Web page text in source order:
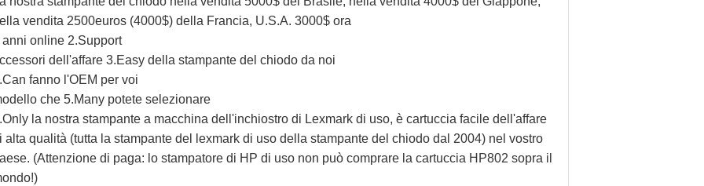
vendita 2500euros (4000$) della Francia, U.S.A. 3000$ ora
anni online 2.Support
dell'affare 3.Easy della stampante del chiodo da noi
fanno l'OEM per voi
che 5.Many potete selezionare
la nostra stampante a macchina dell'inchiostro di Lexmark di uso, è cartuccia facile dell'affare
alta qualità (tutta la stampante del lexmark di uso della stampante del chiodo dal 2004) nel vostro
(Attenzione di paga: lo stampatore di HP di uso non può comprare la cartuccia HP802 sopra il